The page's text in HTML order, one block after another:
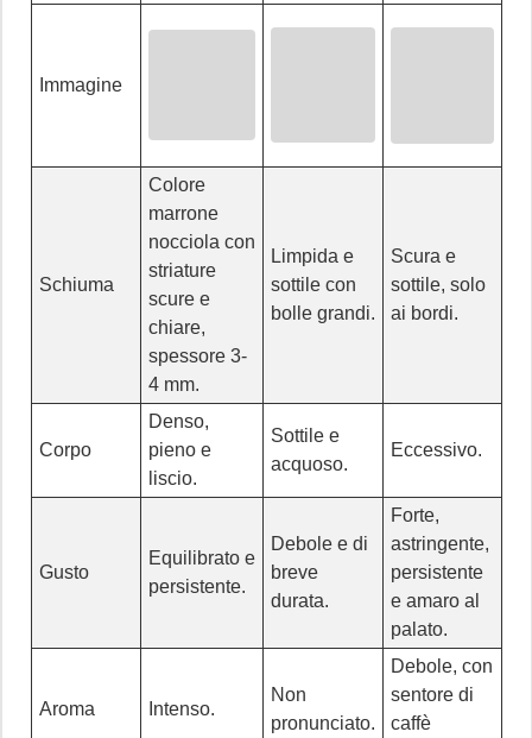
Immagine
Schiuma
Colore
marrone
nocciola con
striature
scure e
chiare,
spessore 3-
4 mm.
Limpida e
sottile con
bolle grandi.
Scura e
sottile, solo
ai bordi.
Corpo
Denso,
pieno e
liscio.
Sottile e
acquoso.
Eccessivo.
Gusto
Equilibrato e
persistente.
Debole e di
breve
durata.
Forte,
astringente,
persistente
e amaro al
palato.
Aroma Intenso.
Non
pronunciato.
Debole, con
sentore di
caffè